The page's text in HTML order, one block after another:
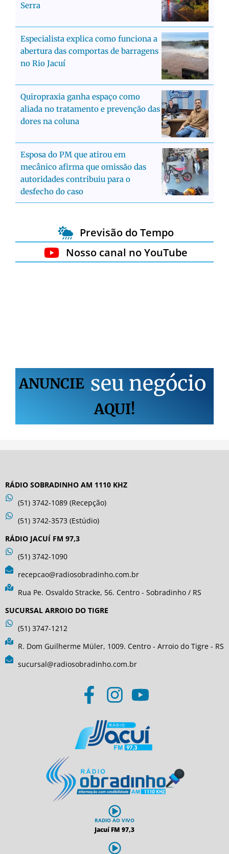
Serra
Especialista explica como funciona a
abertura das comportas de barragens
no Rio Jacuí
Quiropraxia ganha espaço como
aliada no tratamento e prevenção das
dores na coluna
Esposa do PM que atirou em
mecânico afirma que omissão das
autoridades contribuiu para o
desfecho do caso
Previsão do Tempo
Nosso canal no YouTube
ANUNCIE seu negócio
AQUI!
RÁDIO SOBRADINHO AM 1110 KHZ
(51) 3742-1089 (Recepção)
(51) 3742-3573 (Estúdio)
RÁDIO JACUÍ FM 97,3
(51) 3742-1090
recepcao@radiosobradinho.com.br
Rua Pe. Osvaldo Stracke, 56. Centro - Sobradinho / RS
SUCURSAL ARROIO DO TIGRE
(51) 3747-1212
R. Dom Guilherme Müler, 1009. Centro - Arroio do Tigre - RS
sucursal@radiosobradinho.com.br
RADIO AO VIVO
Jacuí FM 97,3